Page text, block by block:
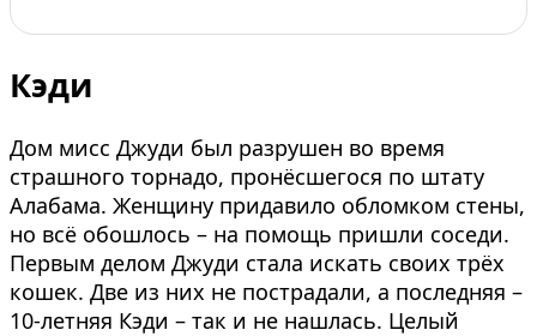
Кэди
Дом мисс Джуди был разрушен во время
страшного торнадо, пронёсшегося по штату
Алабама. Женщину придавило обломком стены,
но всё обошлось – на помощь пришли соседи.
Первым делом Джуди стала искать своих трёх
кошек. Две из них не пострадали, а последняя –
10-летняя Кэди – так и не нашлась. Целый